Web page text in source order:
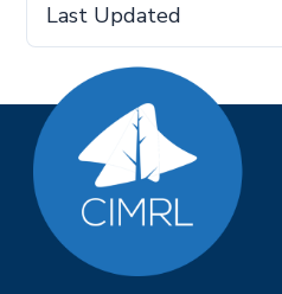
Last Updated